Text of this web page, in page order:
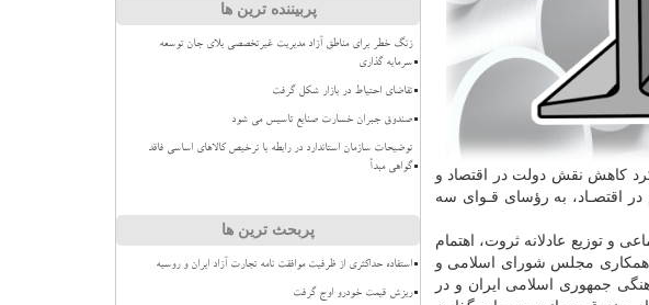
را با رویکرد کاهش نقش دولت در اقتصاد و
اقتصـاد، به رؤسای قـوای سه
و توزیع عادلانه ثروت، اهتمام
همکاری مجلس شورای اسلامی و
و فرهنگی جمهوری اسلامی ایران و در
پربیننده ترین ها
زنگ خطر برای مناطق آزاد مدیریت غیرتخصصی بلای جان توسعه
سرمایه گذاری
تقاضای احتیاط در بازار شکل گرفت
صندوق جبران خسارت صنایع تاسیس می شود
توضیحات سازمان استاندارد در رابطه با ترخیص کالاهای اساسی فاقد
گواهی مبدأ
پربحث ترین ها
استفاده حداکثری از ظرفیت موافقت نامه تجارت آزاد ایران و روسیه
ریزش قیمت خودرو اوج گرفت